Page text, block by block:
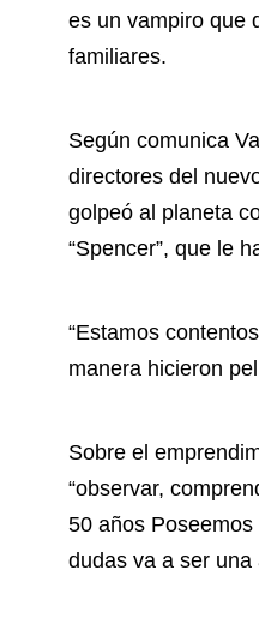
es un vampiro que
familiares.
Según comunica
directores del
golpeó al planeta
“Spencer”, que le
“Estamos
manera hicieron
Sobre el
“observar,
50 años
dudas va a ser una